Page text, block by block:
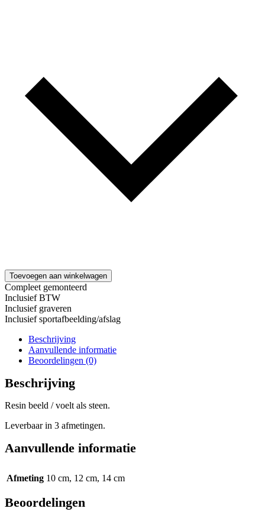
Toevoegen aan winkelwagen
Compleet gemonteerd
Inclusief BTW
Inclusief graveren
Inclusief sportafbeelding/afslag
Beschrijving
Aanvullende informatie
Beoordelingen (0)
Beschrijving
Resin beeld / voelt als steen.
Leverbaar in 3 afmetingen.
Aanvullende informatie
Afmeting 10 cm, 12 cm, 14 cm
Beoordelingen